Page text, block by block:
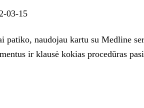
03-15
patiko, naudojau kartu su Medline
ir klausė kokias procedūras